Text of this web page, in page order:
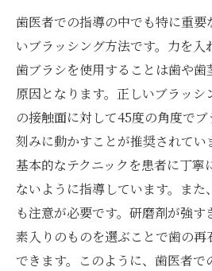
歯医者での指導の中でも特に重要
いブラッシング方法です。力を入
歯ブラシを使用することは歯や歯
原因となります。正しいブラッシ
の接触面に対して45度の角度で
刻みに動かすことが推奨されてい
基本的なテクニックを患者に丁寧
ないように指導しています。また
も注意が必要です。研磨剤が強す
素入りのものを選ぶことで歯の再
できます。このように、歯医者で